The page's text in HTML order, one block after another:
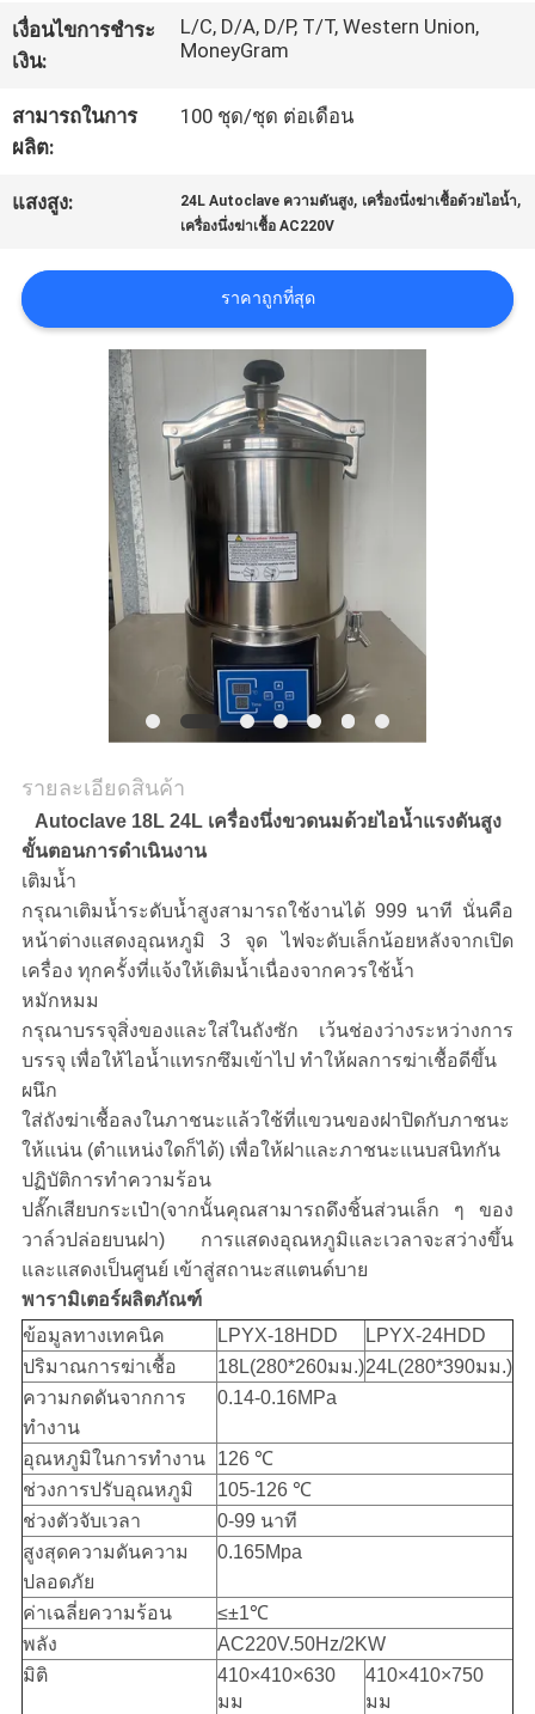
คุณภาพ
ติดต่อ
เรา
ใบ
เว็บไซต์
ส่วน
ตัว
เงื่อนไขการชำระ
เงิน:
L/C, D/A, D/P, T/T, Western Union,
MoneyGram
สามารถในการ
ผลิต:
100 ชุด/ชุด ต่อเดือน
แสงสูง: 24L Autoclave ความดันสูง, เครื่องนึ่งฆ่าเชื้อด้วยไอน้ำ,
เครื่องนึ่งฆ่าเชื้อ AC220V
ราคาถูกที่สุด
รายละเอียดสินค้า
Autoclave 18L 24L เครื่องนึ่งขวดนมด้วยไอน้ำแรงดันสูง
ขั้นตอนการดำเนินงาน
เติมน้ำ
กรุณาเติมน้ำระดับน้ำสูงสามารถใช้งานได้ 999 นาที นั่นคือ
หน้าต่างแสดงอุณหภูมิ 3 จุด ไฟจะดับเล็กน้อยหลังจากเปิด
เครื่อง ทุกครั้งที่แจ้งให้เติมน้ำเนื่องจากควรใช้น้ำ
หมักหมม
กรุณาบรรจุสิ่งของและใส่ในถังซัก เว้นช่องว่างระหว่างการ
บรรจุ เพื่อให้ไอน้ำแทรกซึมเข้าไป ทำให้ผลการฆ่าเชื้อดีขึ้น
ผนึก
ใส่ถังฆ่าเชื้อลงในภาชนะแล้วใช้ที่แขวนของฝาปิดกับภาชนะ
ให้แน่น (ตำแหน่งใดก็ได้) เพื่อให้ฝาและภาชนะแนบสนิทกัน
ปฏิบัติการทำความร้อน
ปลั๊กเสียบกระเป๋า(จากนั้นคุณสามารถดึงชิ้นส่วนเล็ก ๆ ของ
วาล์วปล่อยบนฝา) การแสดงอุณหภูมิและเวลาจะสว่างขึ้น
และแสดงเป็นศูนย์ เข้าสู่สถานะสแตนด์บาย
พารามิเตอร์ผลิตภัณฑ์
ข้อมูลทางเทคนิค
LPYX-18HDD
LPYX-24HDD
ปริมาณการฆ่าเชื้อ
18L(280*260มม.)24L(280*390มม.)
ความกดดันจากการ
ทำงาน
0.14-0.16MPa
อุณหภูมิในการทำงาน
126 ℃
ช่วงการปรับอุณหภูมิ
105-126 ℃
ช่วงตัวจับเวลา
0-99 นาที
สูงสุดความดันความ
ปลอดภัย
0.165Mpa
ค่าเฉลี่ยความร้อน
≤±1℃
พลัง
AC220V.50Hz/2KW
มิติ
410×410×630
มม
410×410×750
มม